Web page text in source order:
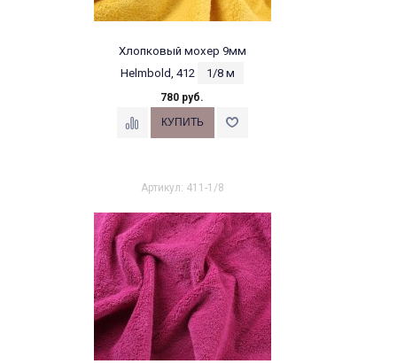
Хлопковый мохер 9мм
Helmbold, 412
1/8 м
780 руб.
Артикул: 411-1/8